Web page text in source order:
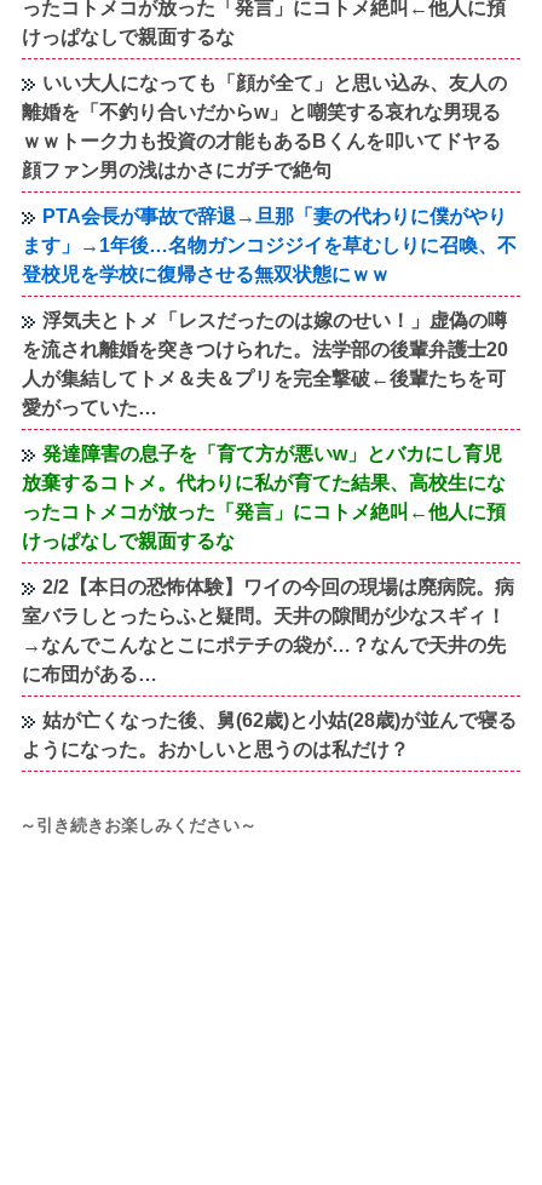
ったコトメコが放った「発言」にコトメ絶叫←他人に預
けっぱなしで親面するな
いい大人になっても「顔が全て」と思い込み、友人の
離婚を「不釣り合いだからw」と嘲笑する哀れな男現る
ｗｗトーク力も投資の才能もあるBくんを叩いてドヤる
顔ファン男の浅はかさにガチで絶句
PTA会長が事故で辞退→旦那「妻の代わりに僕がやり
ます」→1年後…名物ガンコジジイを草むしりに召喚、不
登校児を学校に復帰させる無双状態にｗｗ
浮気夫とトメ「レスだったのは嫁のせい！」虚偽の噂
を流され離婚を突きつけられた。法学部の後輩弁護士20
人が集結してトメ＆夫＆プリを完全撃破←後輩たちを可
愛がっていた…
発達障害の息子を「育て方が悪いw」とバカにし育児
放棄するコトメ。代わりに私が育てた結果、高校生にな
ったコトメコが放った「発言」にコトメ絶叫←他人に預
けっぱなしで親面するな
2/2【本日の恐怖体験】ワイの今回の現場は廃病院。病
室バラしとったらふと疑問。天井の隙間が少なスギィ！
→なんでこんなとこにポテチの袋が…？なんで天井の先
に布団がある…
姑が亡くなった後、舅(62歳)と小姑(28歳)が並んで寝る
ようになった。おかしいと思うのは私だけ？
～引き続きお楽しみください～